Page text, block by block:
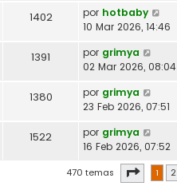
1402 por hotbaby
10 Mar 2026, 14:46
1391 por grimya
02 Mar 2026, 08:04
1380 por grimya
23 Feb 2026, 07:51
1522 por grimya
16 Feb 2026, 07:52
470 temas Página1
1 2